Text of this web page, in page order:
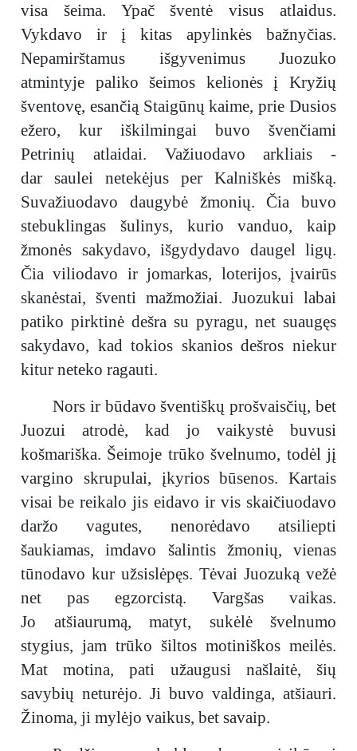
visa šeima. Ypač šventė visus atlaidus.
Vykdavo ir į kitas apylinkės bažnyčias.
Nepamirštamus išgyvenimus Juozuko
atmintyje paliko šeimos kelionės į Kryžių
šventovę, esančią Staigūnų kaime, prie Dusios
ežero, kur iškilmingai buvo švenčiami
Petrinių atlaidai. Važiuodavo arkliais -
dar saulei netekėjus per Kalniškės mišką.
Suvažiuodavo daugybė žmonių. Čia buvo
stebuklingas šulinys, kurio vanduo, kaip
žmonės sakydavo, išgydydavo daugel ligų.
Čia viliodavo ir jomarkas, loterijos, įvairūs
skanėstai, šventi mažmožiai. Juozukui labai
patiko pirktinė dešra su pyragu, net suaugęs
sakydavo, kad tokios skanios dešros niekur
kitur neteko ragauti.
Nors ir būdavo šventiškų prošvaisčių, bet
Juozui atrodė, kad jo vaikystė buvusi
košmariška. Šeimoje trūko švelnumo, todėl jį
vargino skrupulai, įkyrios būsenos. Kartais
visai be reikalo jis eidavo ir vis skaičiuodavo
daržo vagutes, nenorėdavo atsiliepti
šaukiamas, imdavo šalintis žmonių, vienas
tūnodavo kur užsislėpęs. Tėvai Juozuką vežė
net pas egzorcistą. Vargšas vaikas.
Jo atšiaurumą, matyt, sukėlė švelnumo
stygius, jam trūko šiltos motiniškos meilės.
Mat motina, pati užaugusi našlaitė, šių
savybių neturėjo. Ji buvo valdinga, atšiauri.
Žinoma, ji mylėjo vaikus, bet savaip.